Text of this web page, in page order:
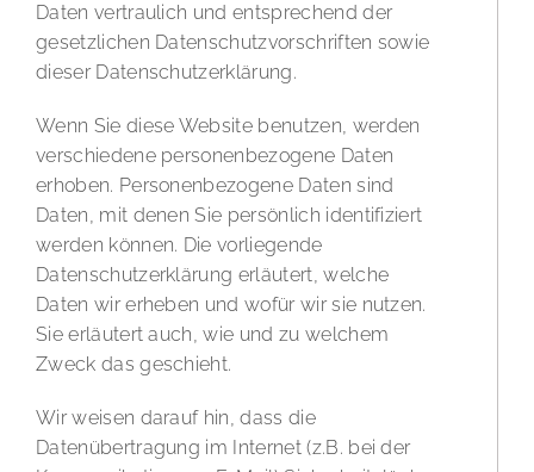
Daten vertraulich und entsprechend der
gesetzlichen Datenschutzvorschriften sowie
dieser Datenschutzerklärung.
Wenn Sie diese Website benutzen, werden
verschiedene personenbezogene Daten
erhoben. Personenbezogene Daten sind
Daten, mit denen Sie persönlich identifiziert
werden können. Die vorliegende
Datenschutzerklärung erläutert, welche
Daten wir erheben und wofür wir sie nutzen.
Sie erläutert auch, wie und zu welchem
Zweck das geschieht.
Wir weisen darauf hin, dass die
Datenübertragung im Internet (z.B. bei der